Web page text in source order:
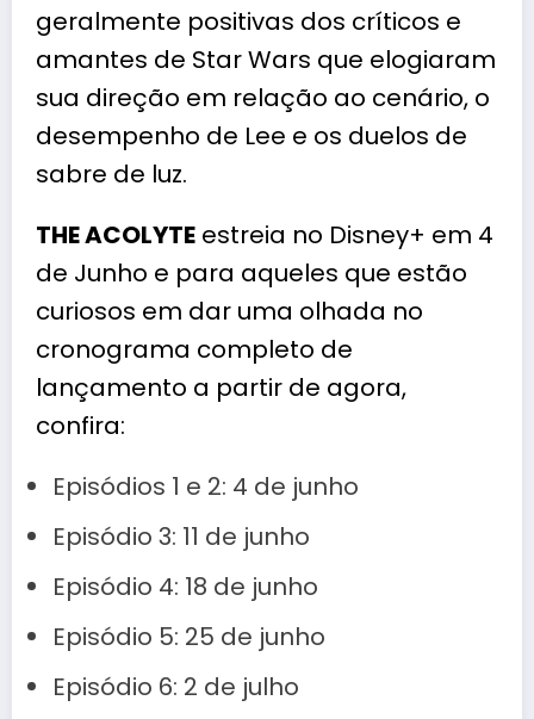
geralmente positivas dos críticos e
amantes de Star Wars que elogiaram
sua direção em relação ao cenário, o
desempenho de Lee e os duelos de
sabre de luz.
THE ACOLYTE estreia no Disney+ em 4
de Junho e para aqueles que estão
curiosos em dar uma olhada no
cronograma completo de
lançamento a partir de agora,
confira:
Episódios 1 e 2: 4 de junho
Episódio 3: 11 de junho
Episódio 4: 18 de junho
Episódio 5: 25 de junho
Episódio 6: 2 de julho